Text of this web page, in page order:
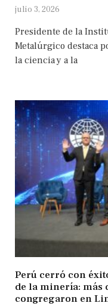
julio 3, 2026
Presidente de la
Metalúrgico destaca
la ciencia y a la
Perú cerró con
de la minería: más
congregaron en